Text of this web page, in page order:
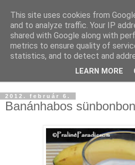
2012. február 6.
Banánhabos sünbonbon
This site uses cookies from
and to analyze traffic. Your IP
shared with Google along with
metrics to ensure quality of
statistics, and to detect and
LEARN MORE